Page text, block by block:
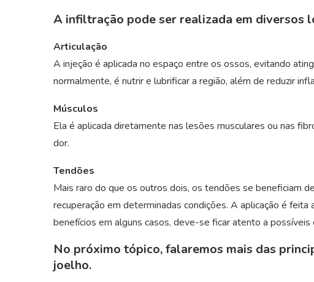
A infiltração pode ser realizada em diversos
Articulação
A injeção é aplicada no espaço entre os ossos, evitando
normalmente, é nutrir e lubrificar a região, além de reduzir
Músculos
Ela é aplicada diretamente nas lesões musculares ou nas
dor.
Tendões
Mais raro do que os outros dois, os tendões se beneficiam
recuperação em determinadas condições. A aplicação é
benefícios em alguns casos, deve-se ficar atento a possíveis
No próximo tópico, falaremos mais das
joelho.